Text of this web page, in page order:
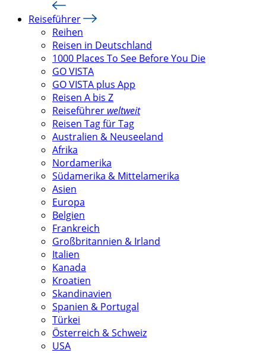
Reiseführer
Reihen
Reisen in Deutschland
1000 Places To See Before You Die
GO VISTA
GO VISTA plus App
Reisen A bis Z
Reiseführer weltweit
Reisen Tag für Tag
Australien & Neuseeland
Afrika
Nordamerika
Südamerika & Mittelamerika
Asien
Europa
Belgien
Frankreich
Großbritannien & Irland
Italien
Kanada
Kroatien
Skandinavien
Spanien & Portugal
Türkei
Österreich & Schweiz
USA